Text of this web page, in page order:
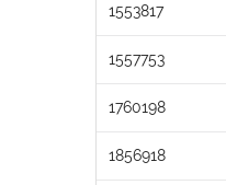
1553817
1557753
1760198
1856918